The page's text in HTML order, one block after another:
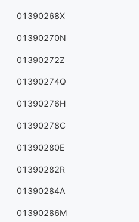
01390268X
01390270N
01390272Z
01390274Q
01390276H
01390278C
01390280E
01390282R
01390284A
01390286M